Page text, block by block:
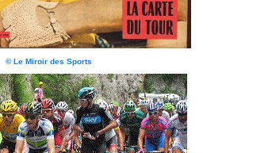
© Le Miroir des Sports